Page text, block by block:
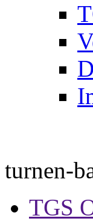
turnen-
TGS